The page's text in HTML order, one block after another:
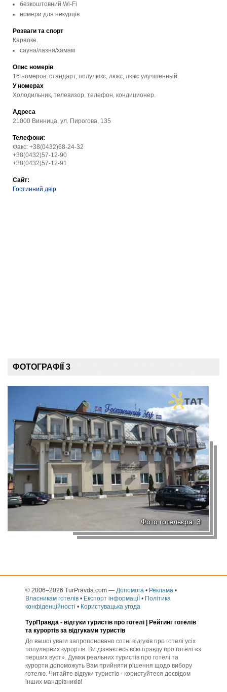
безкоштовний Wi-Fi
номери для некурців
Розваги та спорт
Караоке.
сауна/лазня/хамам
Опис номерів
16 номеров: стандарт, полулюкс, люкс, люкс улучшенный.
У номерах
Холодильник, телевизор, телефон, кондиционер.
Адреса
21000 Винница, ул. Пирогова, 135
Телефони:
Факс: +38(0432)68-24-32
+38(0432)57-12-90
+38(0432)57-12-91
Сайт:
Гостинний двір
ФОТОГРАФІЇ 3
Фото готельєра: 3
© 2006–2026 TurPravda.com — Допомога • Реклама •
Власникам готелів • Експорт інформаціЇ • Політика
конфіденційності • Користувацька угода
ТурПравда - відгуки туристів про готелі | Рейтинг готелів
та курортів за відгуками туристів
До вашої уваги запропоновано сотні відгуків про готелі усіх
популярних курортів. Ви дізнаєтесь всю правду про готелі «з
перших вуст». Думки реальних туристів про готелі та
курорти допоможуть Вам прийняти рішення щодо вибору
готелю. Читайте відгуки туристів - користуйтеся досвідом
інших мандрівників!